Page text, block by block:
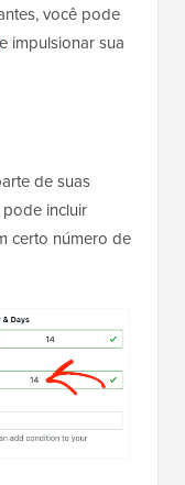
você pode
e impulsionar sua
de suas
pode incluir
certo número de